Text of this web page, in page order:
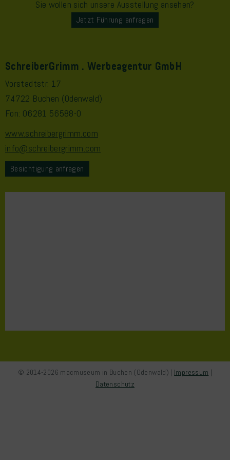
Sie wollen sich unsere Ausstellung ansehen?
Jetzt Führung anfragen
SchreiberGrimm . Werbeagentur GmbH
Vorstadtstr. 17
74722 Buchen (Odenwald)
Fon: 06281 56588-0
www.schreibergrimm.com
info@schreibergrimm.com
Besichtigung anfragen
© 2014-2026 macmuseum in Buchen (Odenwald) | Impressum |
Datenschutz